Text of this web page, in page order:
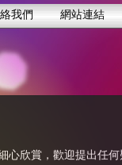
我們 網站連結
心欣賞，歡迎提出任